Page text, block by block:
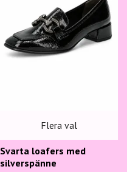
Flera val
Svarta loafers med
silverspänne